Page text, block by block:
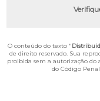
O conteúdo do texto "
de direito reservado. Sua
proibida sem a autorização do
do Código